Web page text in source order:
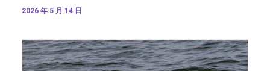
2026 年 5 月 14 日